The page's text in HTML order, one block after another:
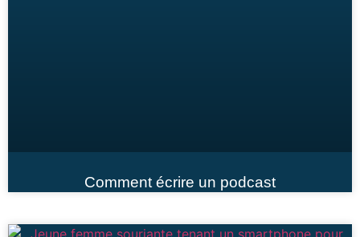
Comment écrire un podcast